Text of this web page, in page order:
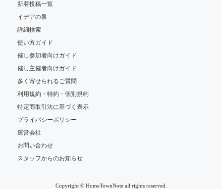
新着投稿一覧
イデアの泉
詳細検索
使い方ガイド
催し参加者向けガイド
催し主催者向けガイド
多く寄せられるご質問
利用規約・特約・個別規約
特定商取引法に基づく表示
プライバシーポリシー
運営会社
お問い合わせ
スタッフからのお知らせ
Copyright © HomeTownNote all rights reserved.